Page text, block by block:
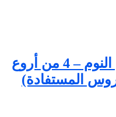
قصص اطفال مكتوبة قبل النوم – 4 من أروع
المستفادة)